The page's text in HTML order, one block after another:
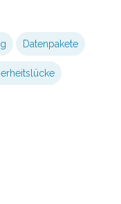
Datenpakete